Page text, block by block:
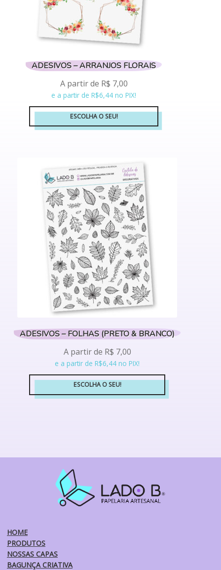
produto
ADESIVOS – ARRANJOS FLORAIS
A partir de R$ 7,00
e a partir de R$6,44 no PIX!
ESCOLHA O SEU!
Este
várias
variantes.
As
opções
podem
ser
escolhidas
na
página
do
produto
ADESIVOS – FOLHAS (PRETO & BRANCO)
A partir de R$ 7,00
e a partir de R$6,44 no PIX!
ESCOLHA O SEU!
Este
As
ser
escolhidas
HOME
PRODUTOS
NOSSAS CAPAS
BAGUNÇA CRIATIVA